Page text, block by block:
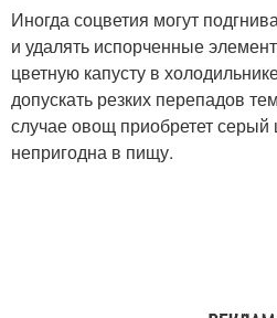
Иногда соцветия могут
и удалять испорченные
цветную капусту в
допускать резких перепадов
случае овощ приобретет серый
непригодна в пищу.